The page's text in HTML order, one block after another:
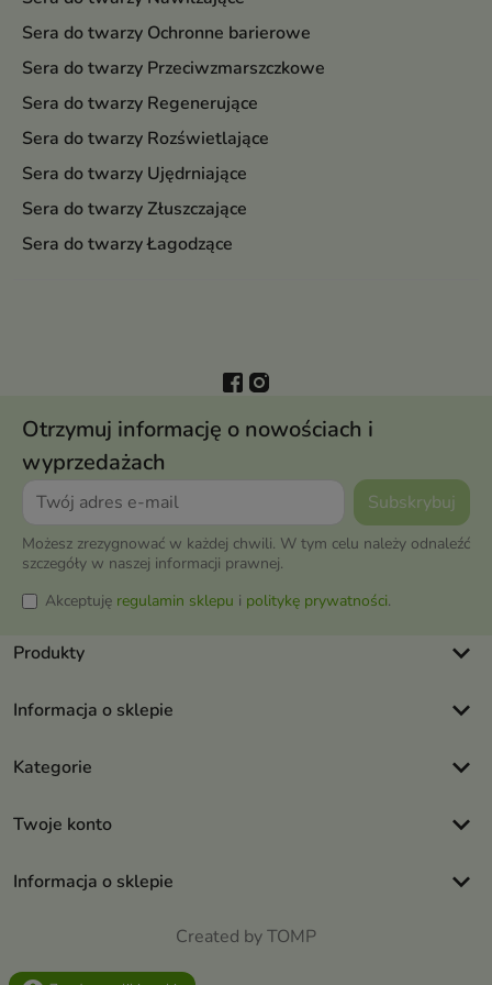
Sera do twarzy Ochronne barierowe
Sera do twarzy Przeciwzmarszczkowe
Sera do twarzy Regenerujące
Sera do twarzy Rozświetlające
Sera do twarzy Ujędrniające
Sera do twarzy Złuszczające
Sera do twarzy Łagodzące
Otrzymuj informację o nowościach i
wyprzedażach
Możesz zrezygnować w każdej chwili. W tym celu należy odnaleźć
szczegóły w naszej informacji prawnej.
Akceptuję regulamin sklepu i politykę prywatności.
Produkty keyboard_arrow_down
Informacja o sklepie keyboard_arrow_down
Kategorie keyboard_arrow_down
Twoje konto keyboard_arrow_down
Informacja o sklepie keyboard_arrow_down
Created by TOMP